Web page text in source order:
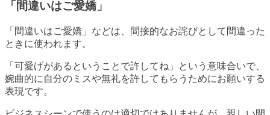
「間違いはご愛嬌」
「間違いはご愛嬌」などは、間接的なお詫びとして間違った
ときに使われます。
「可愛げがあるということで許してね」という意味合いで、
婉曲的に自分のミスや無礼を許してもらうためにお願いする
表現です。